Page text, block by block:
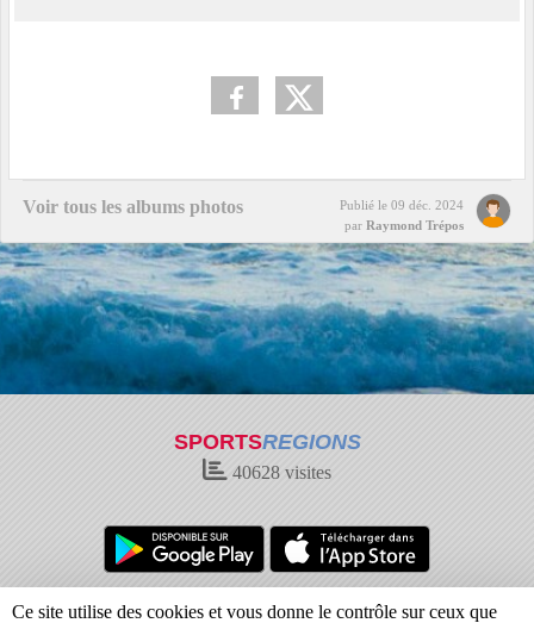
Voir tous les albums photos Publié le 09 déc. 2024
par Raymond Trépos
SPORTSREGIONS
40628 visites
Charte cookies
Gestion des cookies
Ce site utilise des cookies et vous donne le contrôle sur ceux que